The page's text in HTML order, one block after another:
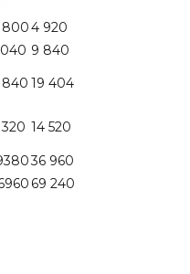
8004 920
9 840
840 19 404
14 520
36 960
69 240